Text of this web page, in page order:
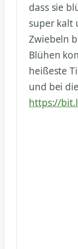
dass sie
super kalt
Zwiebeln
Blühen
heißeste
und bei
https://